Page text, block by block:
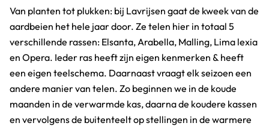
Van planten tot plukken: bij Lavrijsen gaat de kweek van de
aardbeien het hele jaar door. Ze telen hier in totaal 5
verschillende rassen: Elsanta, Arabella, Malling, Lima lexia
en Opera. Ieder ras heeft zijn eigen kenmerken & heeft
een eigen teelschema. Daarnaast vraagt elk seizoen een
andere manier van telen. Zo beginnen we in de koude
maanden in de verwarmde kas, daarna de koudere kassen
en vervolgens de buitenteelt op stellingen in de warmere